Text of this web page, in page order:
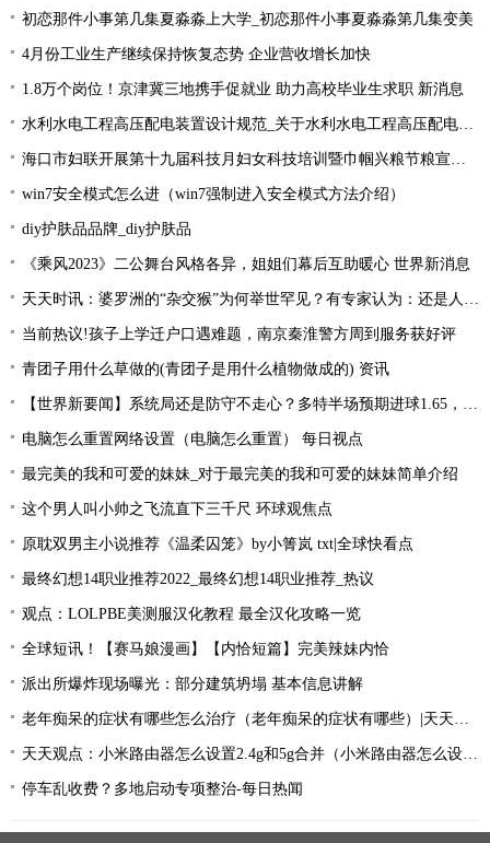
初恋那件小事第几集夏淼淼上大学_初恋那件小事夏淼淼第几集变美
4月份工业生产继续保持恢复态势 企业营收增长加快
1.8万个岗位！京津冀三地携手促就业 助力高校毕业生求职 新消息
水利水电工程高压配电装置设计规范_关于水利水电工程高压配电装置设计规范简述-今头条
海口市妇联开展第十九届科技月妇女科技培训暨巾帼兴粮节粮宣传活动
win7安全模式怎么进（win7强制进入安全模式方法介绍）
diy护肤品品牌_diy护肤品
《乘风2023》二公舞台风格各异，姐姐们幕后互助暖心 世界新消息
天天时讯：婆罗洲的“杂交猴”为何举世罕见？有专家认为：还是人类造的孽
当前热议!孩子上学迁户口遇难题，南京秦淮警方周到服务获好评
青团子用什么草做的(青团子是用什么植物做成的) 资讯
【世界新要闻】系统局还是防守不走心？多特半场预期进球1.65，大幅领先对手
电脑怎么重置网络设置（电脑怎么重置） 每日视点
最完美的我和可爱的妹妹_对于最完美的我和可爱的妹妹简单介绍
这个男人叫小帅之飞流直下三千尺 环球观焦点
原耽双男主小说推荐《温柔囚笼》by小箐岚 txt|全球快看点
最终幻想14职业推荐2022_最终幻想14职业推荐_热议
观点：LOLPBE美测服汉化教程 最全汉化攻略一览
全球短讯！【赛马娘漫画】【内恰短篇】完美辣妹内恰
派出所爆炸现场曝光：部分建筑坍塌 基本信息讲解
老年痴呆的症状有哪些怎么治疗（老年痴呆的症状有哪些）|天天要闻
天天观点：小米路由器怎么设置2.4g和5g合并（小米路由器怎么设置）
停车乱收费？多地启动专项整治-每日热闻